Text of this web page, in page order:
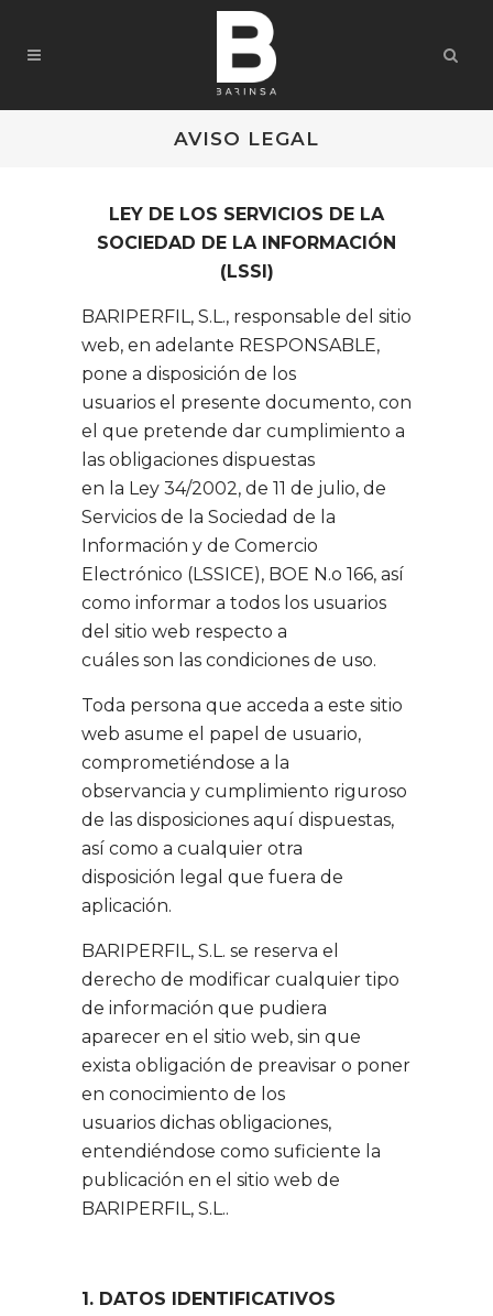
AVISO LEGAL
LEY DE LOS SERVICIOS DE LA
SOCIEDAD DE LA INFORMACIÓN
(LSSI)
BARIPERFIL, S.L., responsable del sitio
web, en adelante RESPONSABLE,
pone a disposición de los
usuarios el presente documento, con
el que pretende dar cumplimiento a
las obligaciones dispuestas
en la Ley 34/2002, de 11 de julio, de
Servicios de la Sociedad de la
Información y de Comercio
Electrónico (LSSICE), BOE N.o 166, así
como informar a todos los usuarios
del sitio web respecto a
cuáles son las condiciones de uso.
Toda persona que acceda a este sitio
web asume el papel de usuario,
comprometiéndose a la
observancia y cumplimiento riguroso
de las disposiciones aquí dispuestas,
así como a cualquier otra
disposición legal que fuera de
aplicación.
BARIPERFIL, S.L. se reserva el
derecho de modificar cualquier tipo
de información que pudiera
aparecer en el sitio web, sin que
exista obligación de preavisar o poner
en conocimiento de los
usuarios dichas obligaciones,
entendiéndose como suficiente la
publicación en el sitio web de
BARIPERFIL, S.L..
1. DATOS IDENTIFICATIVOS